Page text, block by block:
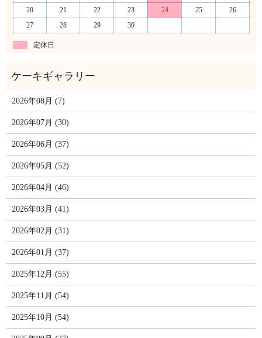
20
21 22 23 24 25
26
27
28 29 30
定休日
2026年08月 (7)
2026年07月 (30)
2026年06月 (37)
2026年05月 (52)
2026年04月 (46)
2026年03月 (41)
2026年02月 (31)
2026年01月 (37)
2025年12月 (55)
2025年11月 (54)
2025年10月 (54)